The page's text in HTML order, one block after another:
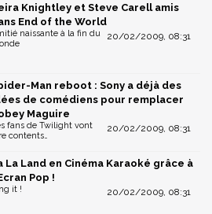
Knightley et Steve Carell amis
End of the World
20/02/2009, 08:31
naissante à la fin du
Man reboot : Sony a déjà des
de comédiens pour remplacer
Maguire
20/02/2009, 08:31
fans de Twilight vont
contents…
La Land en Cinéma Karaoké grâce à
Pop !
20/02/2009, 08:31
it !